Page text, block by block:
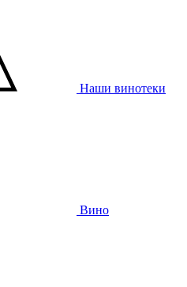
Наши винотеки
Вино